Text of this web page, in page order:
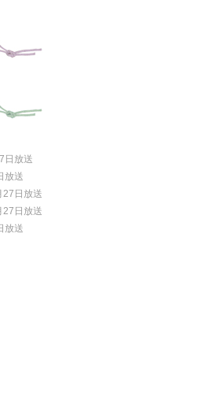
日放送
放送
日放送
日放送
放送